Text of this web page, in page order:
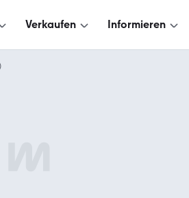
Verkaufen Informieren